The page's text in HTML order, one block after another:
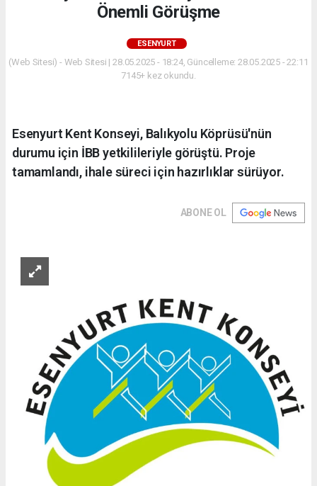
Önemli Görüşme
ESENYURT
(Web Sitesi) - Web Sitesi | 28.05.2025 - 18:24, Güncelleme: 28.05.2025 - 22:11
7145+ kez okundu.
Esenyurt Kent Konseyi, Balıkyolu Köprüsü'nün
durumu için İBB yetkilileriyle görüştü. Proje
tamamlandı, ihale süreci için hazırlıklar sürüyor.
ABONE OL